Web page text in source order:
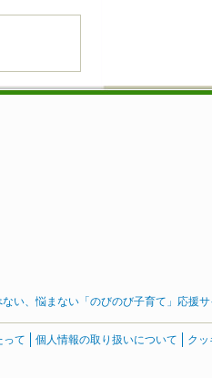
ない、悩まない「のびのび子育て」応援サ
って 個人情報の取り扱いについて
クッ